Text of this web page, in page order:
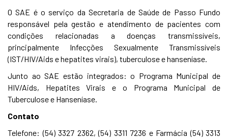
O SAE é o serviço da Secretaria de Saúde de Passo Fundo
responsável pela gestão e atendimento de pacientes com
condições relacionadas a doenças transmissíveis,
principalmente Infecções Sexualmente Transmissíveis
(IST/HIV/Aids e hepatites virais), tuberculose e hanseníase.
Junto ao SAE estão integrados: o Programa Municipal de
HIV/Aids, Hepatites Virais e o Programa Municipal de
Tuberculose e Hanseníase.
Contato
Telefone: (54) 3327 2362, (54) 3311 7236 e Farmácia (54) 3313